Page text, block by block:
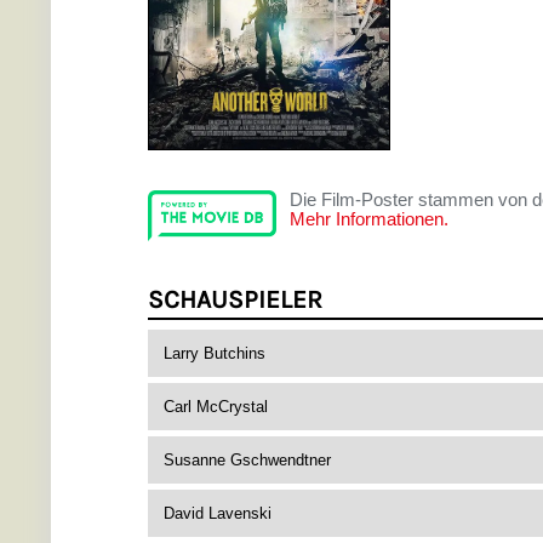
Die Film-Poster stammen von
Mehr Informationen.
SCHAUSPIELER
Larry Butchins
Carl McCrystal
Susanne Gschwendtner
David Lavenski